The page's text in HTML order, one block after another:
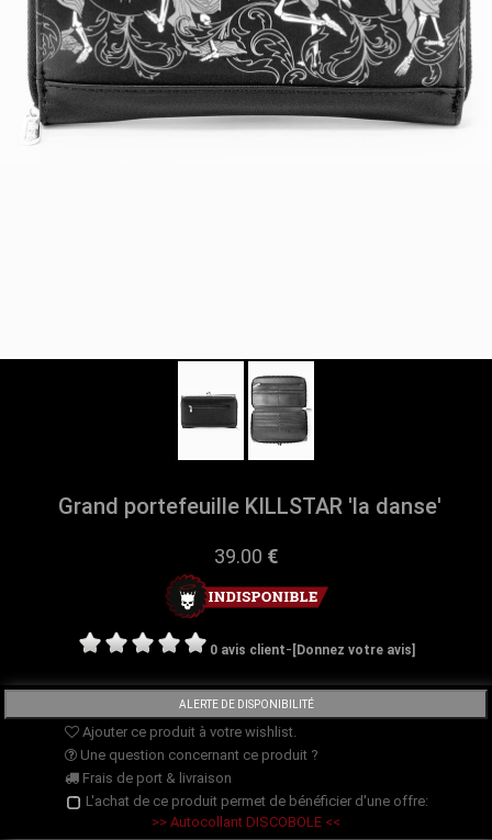
Grand portefeuille KILLSTAR 'la danse'
39.00 €
0 avis client- [Donnez votre avis]
Ajouter ce produit à votre wishlist.
Une question concernant ce produit ?
Frais de port & livraison
L'achat de ce produit permet de bénéficier d'une offre:
>> Autocollant DISCOBOLE <<